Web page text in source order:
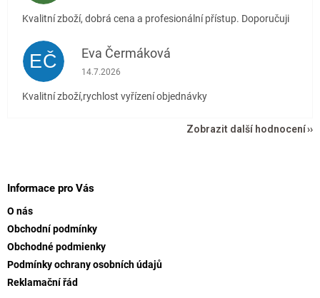
Kvalitní zboží, dobrá cena a profesionální přístup. Doporučuji
EČ Eva Čermáková
Hodnocení obchodu je 5 z 5 hvězdiček.
14.7.2026
Kvalitní zboží,rychlost vyřízení objednávky
Zobrazit další hodnocení
Informace pro Vás
O nás
Obchodní podmínky
Obchodné podmienky
Podmínky ochrany osobních údajů
Reklamační řád